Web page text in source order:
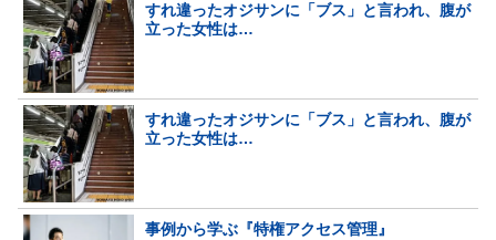
すれ違ったオジサンに「ブス」と言われ、腹が
立った女性は…
すれ違ったオジサンに「ブス」と言われ、腹が
立った女性は…
事例から学ぶ『特権アクセス管理』